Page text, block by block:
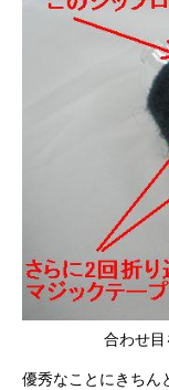
合わせ
優秀なことにきちん